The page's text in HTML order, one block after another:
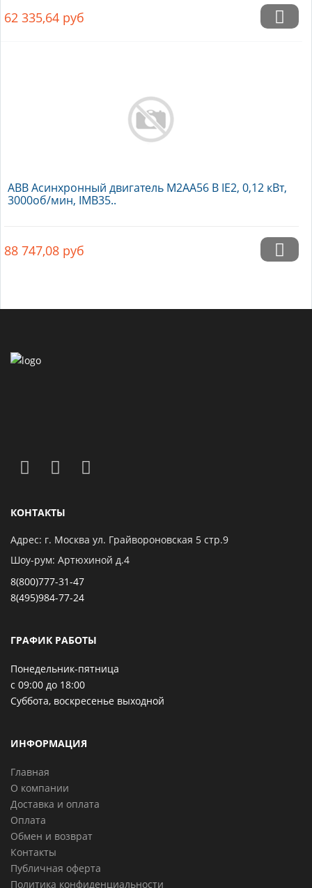
62 335,64 руб
ABB Асинхронный двигатель M2AA56 B IE2, 0,12 кВт,
3000об/мин, IMB35..
88 747,08 руб
КОНТАКТЫ
Адрес: г. Москва ул. Грайвороновская 5 стр.9
Шоу-рум: Артюхиной д.4
8(800)777-31-47
8(495)984-77-24
ГРАФИК РАБОТЫ
Понедельник-пятница
с 09:00 до 18:00
Суббота, воскресенье выходной
ИНФОРМАЦИЯ
Главная
О компании
Доставка и оплата
Оплата
Обмен и возврат
Контакты
Публичная оферта
Политика конфиденциальности